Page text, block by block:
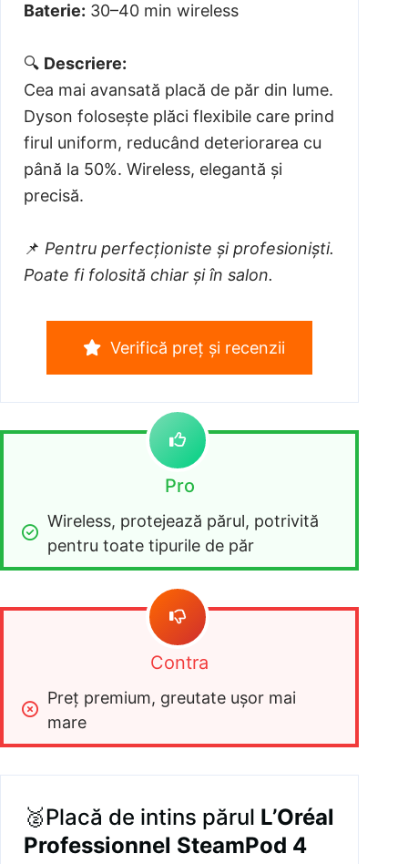
Baterie: 30–40 min wireless
🔍 Descriere:
Cea mai avansată placă de păr din lume.
Dyson folosește plăci flexibile care prind
firul uniform, reducând deteriorarea cu
până la 50%. Wireless, elegantă și
precisă.
📌 Pentru perfecționiste și profesioniști.
Poate fi folosită chiar și în salon.
Verifică preț și recenzii
Pro
Wireless, protejează părul, potrivită
pentru toate tipurile de păr
Contra
Preț premium, greutate ușor mai
mare
🥈Placă de intins părul L’Oréal
Professionnel SteamPod 4